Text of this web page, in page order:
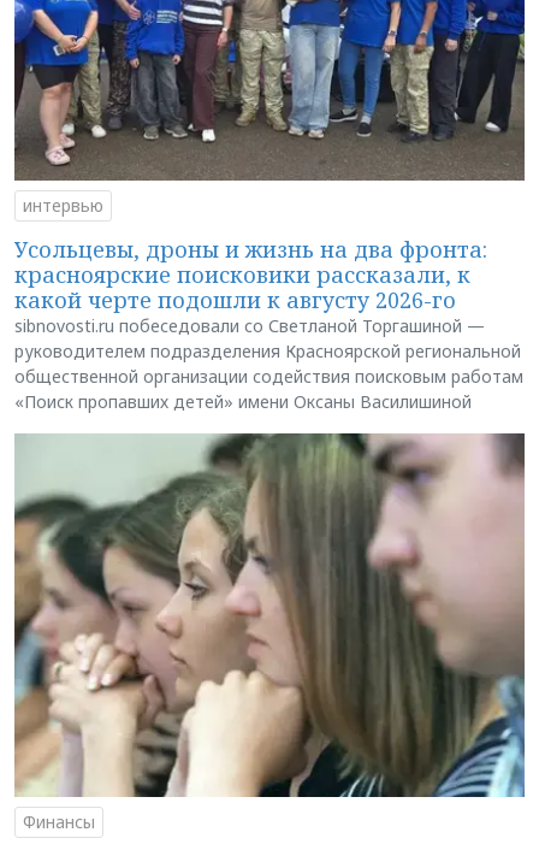
интервью
Усольцевы, дроны и жизнь на два фронта:
красноярские поисковики рассказали, к
какой черте подошли к августу 2026-го
sibnovosti.ru побеседовали со Светланой Торгашиной —
руководителем подразделения Красноярской региональной
общественной организации содействия поисковым работам
«Поиск пропавших детей» имени Оксаны Василишиной
Финансы